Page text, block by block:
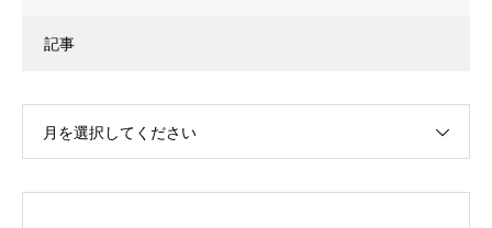
記事
月を選択してください